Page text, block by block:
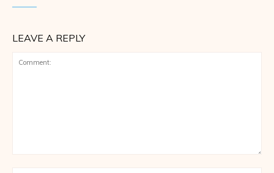
LEAVE A REPLY